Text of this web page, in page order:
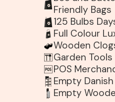
Friendly Bags
125 Bulbs
Full Colour
Wooden
Garden Tools
POS
Empty
Empty